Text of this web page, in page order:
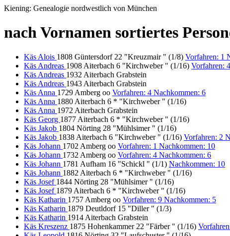
Kiening: Genealogie nordwestlich von München
nach Vornamen sortiertes
Käs Alois 1808 Güntersdorf 22 "Kreuzmair " (1/8) Vorfahren: 1
Käs Andreas 1908 Aiterbach 6 "Kirchweber " (1/16) Vorfahren:
Käs Andreas 1932 Aiterbach Grabstein
Käs Andreas 1943 Aiterbach Grabstein
Käs Anna 1729 Amberg oo Vorfahren: 4 Nachkommen: 6
Käs Anna 1880 Aiterbach 6 * "Kirchweber " (1/16)
Käs Anna 1972 Aiterbach Grabstein
Käs Georg 1877 Aiterbach 6 * "Kirchweber " (1/16)
Käs Jakob 1804 Nörting 28 "Mühlsimer " (1/16)
Käs Jakob 1838 Aiterbach 6 "Kirchweber " (1/16) Vorfahren: 2
Käs Johann 1702 Amberg oo Vorfahren: 1 Nachkommen: 10
Käs Johann 1732 Amberg oo Vorfahren: 4 Nachkommen: 6
Käs Johann 1781 Aufham 16 "Schickl " (1/1) Nachkommen: 10
Käs Johann 1882 Aiterbach 6 * "Kirchweber " (1/16)
Käs Josef 1844 Nörting 28 "Mühlsimer " (1/16)
Käs Josef 1879 Aiterbach 6 * "Kirchweber " (1/16)
Käs Katharin 1757 Amberg oo Vorfahren: 9 Nachkommen: 5
Käs Katharin 1879 Deutldorf 15 "Diller " (1/3)
Käs Katharin 1914 Aiterbach Grabstein
Käs Kreszenz 1875 Hohenkammer 22 "Färber " (1/16)